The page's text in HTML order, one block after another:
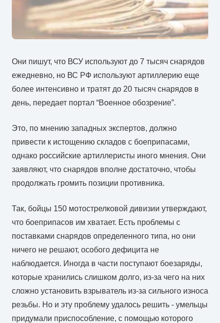
Они пишут, что ВСУ используют до 7 тысяч снарядов
ежедневно, но ВС РФ используют артиллерию еще
более интенсивно и тратят до 20 тысяч снарядов в
день, передает портал “Военное обозрение”.
Это, по мнению западных экспертов, должно
привести к истощению складов с боеприпасами,
однако российские артиллеристы иного мнения. Они
заявляют, что снарядов вполне достаточно, чтобы
продолжать громить позиции противника.
Так, бойцы 150 мотострелковой дивизии утверждают,
что боеприпасов им хватает. Есть проблемы с
поставками снарядов определенного типа, но они
ничего не решают, особого дефицита не
наблюдается. Иногда в части поступают боезаряды,
которые хранились слишком долго, из-за чего на них
сложно установить взрыватель из-за сильного износа
резьбы. Но и эту проблему удалось решить - умельцы
придумали приспособление, с помощью которого